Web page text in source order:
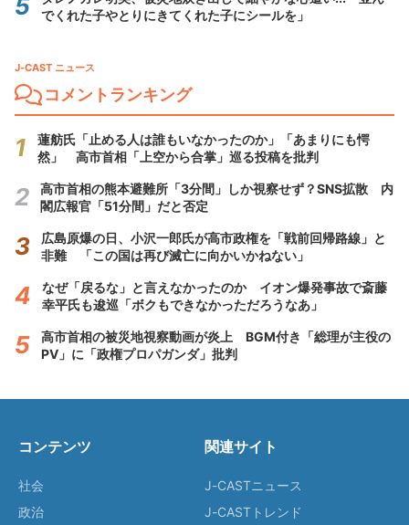
でくれた子やとりにきてくれた子にシールを」
J-CAST ニュース
コメントランキング
蓮舫氏「止める人は誰もいなかったのか」「あまりにも愕
然」 高市首相「上空から合掌」巡る投稿を批判
高市首相の熊本避難所「3分間」しか視察せず？SNS拡散 内
閣広報官「51分間」だと否定
広島原爆の日、小沢一郎氏が高市政権を「戦前回帰路線」と
非難 「この国は再び滅亡に向かいかねない」
なぜ「戻るな」と言えなかったのか イオン爆発事故で斎藤
幸平氏も逡巡「ボクもできなかっただろうなあ」
高市首相の被災地視察動画が炎上 BGM付き「総理が主役の
PV」に「政権プロパガンダ」批判
コンテンツ
社会
政治
関連サイト
J-CASTニュース
J-CASTトレンド